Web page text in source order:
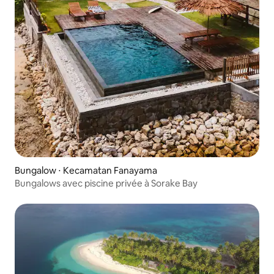
Bungalow ⋅ Kecamatan Fanayama
Bungalows avec piscine privée à Sorake Bay